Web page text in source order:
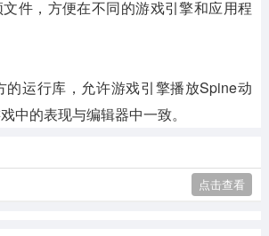
件，方便在不同的游戏引擎和应用程
的运行库，允许游戏引擎播放Spine动
中的表现与编辑器中一致。
点击查看